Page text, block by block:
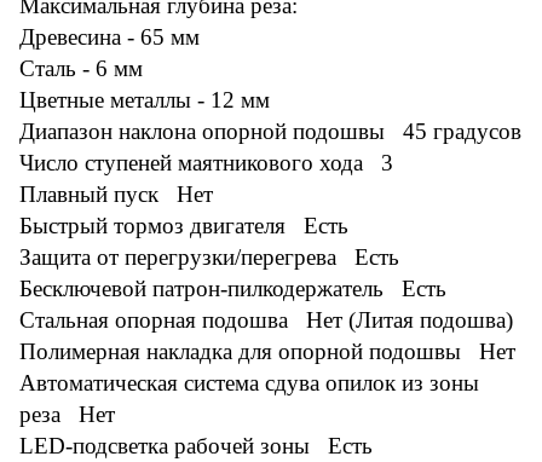
Максимальная глубина реза:
Древесина - 65 мм
Сталь - 6 мм
Цветные металлы - 12 мм
Диапазон наклона опорной подошвы 45 градусов
Число ступеней маятникового хода 3
Плавный пуск Нет
Быстрый тормоз двигателя Есть
Защита от перегрузки/перегрева Есть
Бесключевой патрон-пилкодержатель Есть
Стальная опорная подошва Нет (Литая подошва)
Полимерная накладка для опорной подошвы Нет
Автоматическая система сдува опилок из зоны
реза Нет
LED-подсветка рабочей зоны Есть